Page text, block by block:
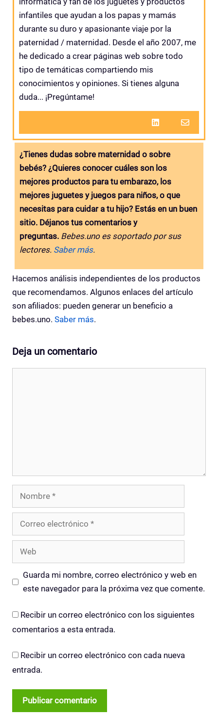
infantiles que ayudan a los papas y mamás
durante su duro y apasionante viaje por la
paternidad / maternidad. Desde el año 2007, me
he dedicado a crear páginas web sobre todo
tipo de temáticas compartiendo mis
conocimientos y opiniones. Si tienes alguna
duda... ¡Pregúntame!
¿Tienes dudas sobre maternidad o sobre
bebés? ¿Quieres conocer cuáles son los
mejores productos para tu embarazo, los
mejores juguetes y juegos para niños, o que
necesitas para cuidar a tu hijo? Estás en un buen
sitio. Déjanos tus comentarios y
preguntas. Bebes.uno es soportado por sus
lectores. Saber más.
Hacemos análisis independientes de los productos
que recomendamos. Algunos enlaces del artículo
son afiliados: pueden generar un beneficio a
bebes.uno. Saber más.
Deja un comentario
Nombre
Correo
electrónico
Web
Guarda mi nombre, correo electrónico y web en
este navegador para la próxima vez que comente.
Recibir un correo electrónico con los siguientes
comentarios a esta entrada.
Recibir un correo electrónico con cada nueva
entrada.